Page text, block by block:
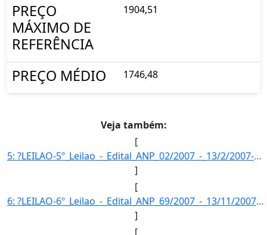
PREÇO
MÁXIMO DE
REFERÊNCIA
1904,51
PREÇO MÉDIO 1746,48
Veja também:
[
5: ?LEILAO-5º_Leilao_-_Edital_ANP_02/2007_-_13/2/2007-FASE_DA_MISTURA-Fase_da_mistura_opcional_de_2%_-_]
]
[
6: ?LEILAO-6º_Leilao_-_Edital_ANP_69/2007_-_13/11/2007-FASE_DA_MISTURA-Fase_da_mistura_obrigatoria_(2%_]
]
[